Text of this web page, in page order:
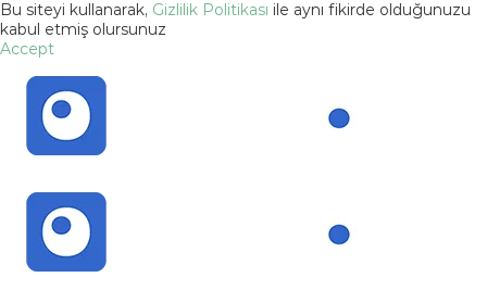
Bu siteyi kullanarak, Gizlilik Politikası ile aynı fikirde olduğunuzu
kabul etmiş olursunuz
Accept